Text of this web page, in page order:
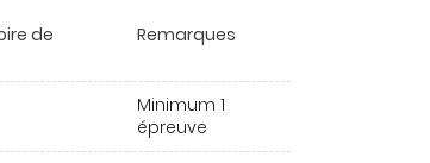
de
Remarques
Minimum 1
épreuve